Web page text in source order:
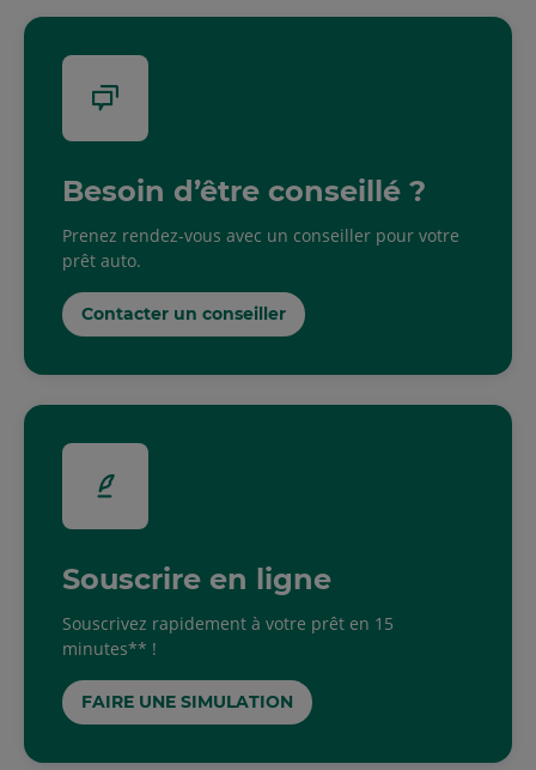
Besoin d’être conseillé ?
Prenez rendez-vous avec un conseiller pour votre
prêt auto.
Contacter un conseiller
Souscrire en ligne
Souscrivez rapidement à votre prêt en 15
minutes** !
FAIRE UNE SIMULATION